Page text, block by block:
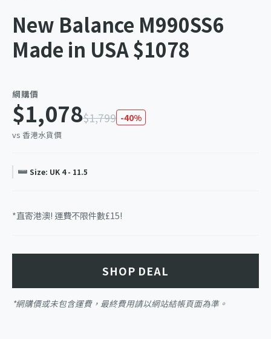
New Balance M990SS6
Made in USA $1078
網購價
$1,078$1,799 -40%
vs 香港水貨價
Size: UK 4 - 11.5
*直寄港澳! 運費不限件數£15!
SHOP DEAL
*網購價或未包含運費，最終費用請以網站結帳頁面為準。